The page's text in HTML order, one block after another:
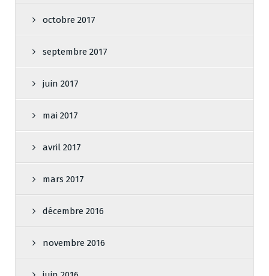
octobre 2017
septembre 2017
juin 2017
mai 2017
avril 2017
mars 2017
décembre 2016
novembre 2016